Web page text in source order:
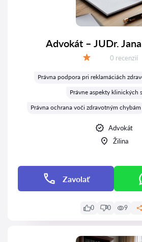
Advokát – JUDr.
Recenzií:
0 recenzií
Právna podpora pri reklamáciách
Právne aspekty klinických
Právna ochrana voči zdravotným chybám
Advokát
Žilina
Zavolať
0 0 9